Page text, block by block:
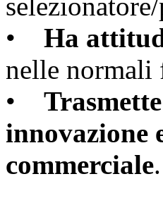
• Ha
nelle normali
•
innovazione
commerciale.